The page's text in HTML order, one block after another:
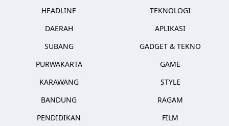
HEADLINE
DAERAH
SUBANG
PURWAKARTA
KARAWANG
BANDUNG
PENDIDIKAN
TEKNOLOGI
APLIKASI
GADGET & TEKNO
GAME
STYLE
RAGAM
FILM